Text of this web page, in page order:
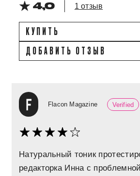
4,0
1 отзыв
КУПИТЬ
ДОБАВИТЬ ОТЗЫВ
Flacon Magazine Verified
Натуральный тоник
редакторка Инна с